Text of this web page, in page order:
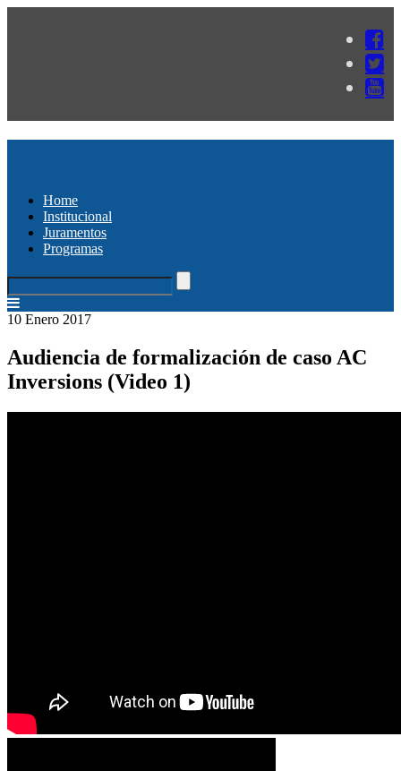
Home
Institucional
Juramentos
Programas
10 Enero 2017
Audiencia de formalización de caso AC
Inversions (Video 1)